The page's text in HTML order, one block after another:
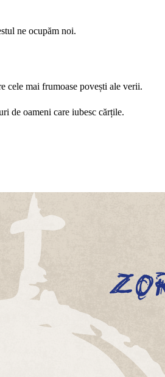
ne ocupăm noi.
cele mai frumoase povești ale verii.
de oameni care iubesc cărțile.